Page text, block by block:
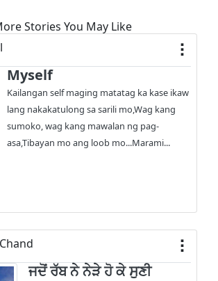
Stories You May Like
Myself
Kailangan self maging matatag ka kase ikaw
lang nakakatulong sa sarili mo,Wag kang
sumoko, wag kang mawalan ng pag-
asa,Tibayan mo ang loob mo...Marami...
ਜਦੋਂ ਰੱਬ ਨੇ ਨੇੜੇ ਹੋ ਕੇ ਸੁਣੀ